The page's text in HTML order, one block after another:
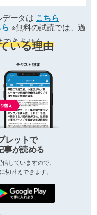
ータは こちら
※無料の試読では、過
できません
いる理由
レットで
事が読める
していますので、
切替えできます。